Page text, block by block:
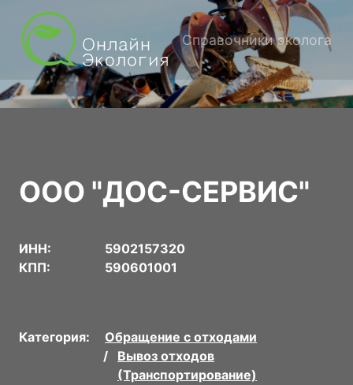
Справочники эколога
ООО "ДОС-СЕРВИС"
ИНН:
5902157320
КПП:
590601001
Категория:
Обращение с отходами
Вывоз отходов
(Транспортирование)